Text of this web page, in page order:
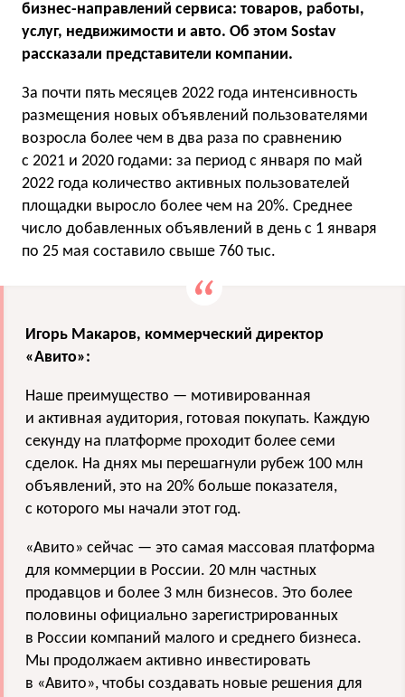
бизнес-направлений сервиса: товаров, работы,
услуг, недвижимости и авто. Об этом Sostav
рассказали представители компании.
За почти пять месяцев 2022 года интенсивность
размещения новых объявлений пользователями
возросла более чем в два раза по сравнению
с 2021 и 2020 годами: за период с января по май
2022 года количество активных пользователей
площадки выросло более чем на 20%. Среднее
число добавленных объявлений в день с 1 января
по 25 мая составило свыше 760 тыс.
Игорь Макаров, коммерческий директор
«Авито»:
Наше преимущество — мотивированная
и активная аудитория, готовая покупать. Каждую
секунду на платформе проходит более семи
сделок. На днях мы перешагнули рубеж 100 млн
объявлений, это на 20% больше показателя,
с которого мы начали этот год.
«Авито» сейчас — это самая массовая платформа
для коммерции в России. 20 млн частных
продавцов и более 3 млн бизнесов. Это более
половины официально зарегистрированных
в России компаний малого и среднего бизнеса.
Мы продолжаем активно инвестировать
в «Авито», чтобы создавать новые решения для